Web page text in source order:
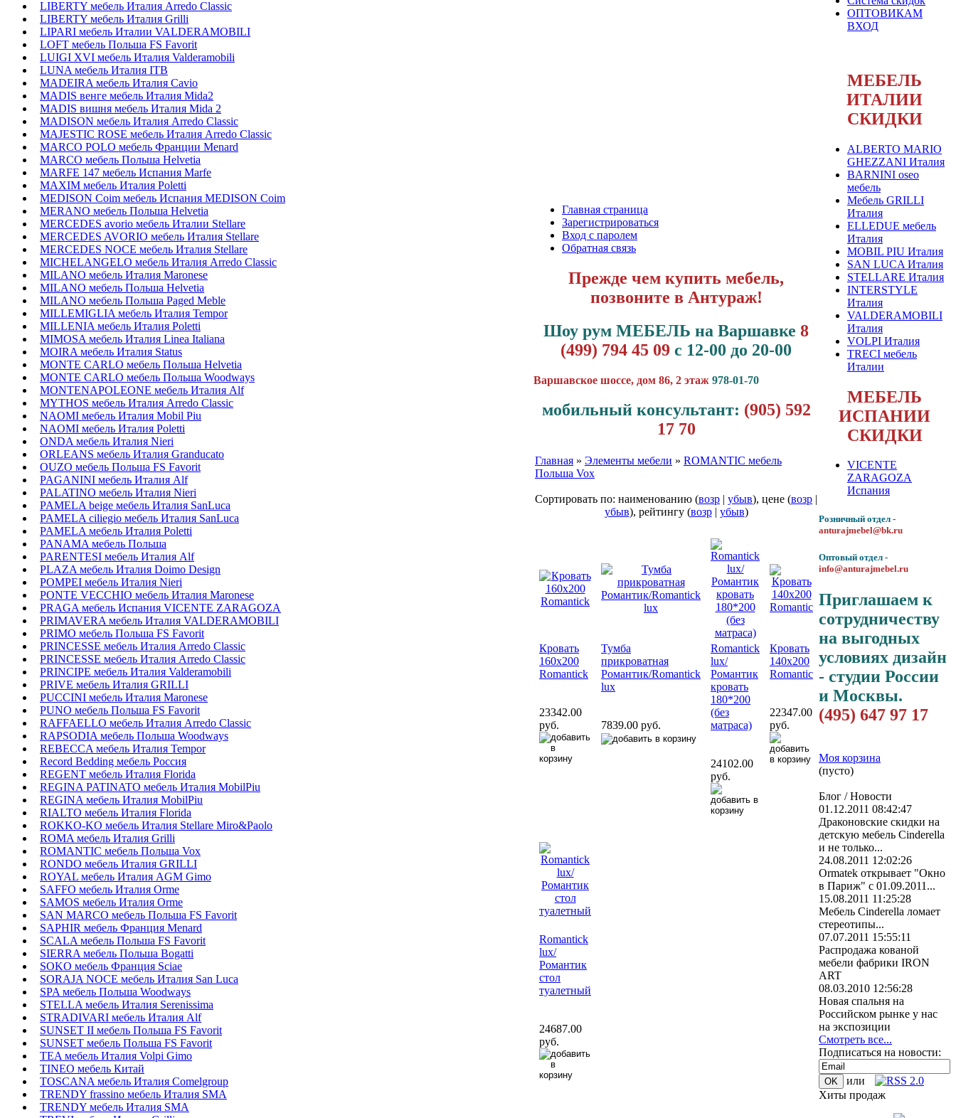
LIBERTY мебель Италия Arredo Classic
LIBERTY мебель Италия Grilli
LIPARI мебель Италии VALDERAMOBILI
LOFT мебель Польша FS Favorit
LUIGI XVI мебель Италия Valderamobili
LUNA мебель Италия ITB
MADEIRA мебель Италия Cavio
MADIS венге мебель Италия Mida2
MADIS вишня мебель Италия Mida 2
MADISON мебель Италия Arredo Classic
MAJESTIC ROSE мебель Италия Arredo Classic
MARCO POLO мебель Франции Menard
MARCO мебель Польша Helvetia
MARFE 147 мебель Испания Marfe
MAXIM мебель Италия Poletti
MEDISON Coim мебель Испания MEDISON Coim
MERANO мебель Польша Helvetia
MERCEDES avorio мебель Италии Stellare
MERCEDES AVORIO мебель Италия Stellare
MERCEDES NOCE мебель Италия Stellare
MICHELANGELO мебель Италия Arredo Classic
MILANO мебель Италия Maronese
MILANO мебель Польша Helvetia
MILANO мебель Польша Paged Meble
MILLEMIGLIA мебель Италия Tempor
MILLENIA мебель Италия Poletti
MIMOSA мебель Италия Linea Italiana
MOIRA мебель Италия Status
MONTE CARLO мебель Польша Helvetia
MONTE CARLO мебель Польша Woodways
MONTENAPOLEONE мебель Италия Alf
MYTHOS мебель Италия Arredo Classic
NAOMI мебель Италия Mobil Piu
NAOMI мебель Италия Poletti
ONDA мебель Италия Nieri
ORLEANS мебель Италия Granducato
OUZO мебель Польша FS Favorit
PAGANINI мебель Италия Alf
PALATINO мебель Италия Nieri
PAMELA beige мебель Италия SanLuca
PAMELA ciliegio мебель Италия SanLuca
PAMELA мебель Италия Poletti
PANAMA мебель Польша
PARENTESI мебель Италия Alf
PLAZA мебель Италия Doimo Design
POMPEI мебель Италия Nieri
PONTE VECCHIO мебель Италия Maronese
PRAGA мебель Испания VICENTE ZARAGOZA
PRIMAVERA мебель Италия VALDERAMOBILI
PRIMO мебель Польша FS Favorit
PRINCESSE мебель Италия Arredo Classic
PRINCESSE мебель Италия Arredo Classic
PRINCIPE мебель Италия Valderamobili
PRIVE мебель Италия GRILLI
PUCCINI мебель Италия Maronese
PUNO мебель Польша FS Favorit
RAFFAELLO мебель Италия Arredo Classic
RAPSODIA мебель Польша Woodways
REBECCA мебель Италия Tempor
Record Bedding мебель Россия
REGENT мебель Италия Florida
REGINA PATINATO мебель Италия MobilPiu
REGINA мебель Италия MobilPiu
RIALTO мебель Италия Florida
ROKKO-KO мебель Италия Stellare Miro&Paolo
ROMA мебель Италия Grilli
ROMANTIC мебель Польша Vox
RONDO мебель Италия GRILLI
ROYAL мебель Италия AGM Gimo
SAFFO мебель Италия Orme
SAMOS мебель Италия Orme
SAN MARCO мебель Польша FS Favorit
SAPHIR мебель Франция Menard
SCALA мебель Польша FS Favorit
SIERRA мебель Польша Bogatti
SOKO мебель Франция Sciae
SORAJA NOCE мебель Италия San Luca
SPA мебель Польша Woodways
STELLA мебель Италия Serenissima
STRADIVARI мебель Италия Alf
SUNSET II мебель Польша FS Favorit
SUNSET мебель Польша FS Favorit
TEA мебель Италия Volpi Gimo
TINEO мебель Китай
TOSCANA мебель Италия Comelgroup
TRENDY frassino мебель Италия SMA
TRENDY мебель Италия SMA
Главная страница
Зарегистрироваться
Вход с паролем
Обратная связь
Прежде чем купить мебель,
позвоните в Антураж!
Шоу рум МЕБЕЛЬ на Варшавке 8
(499) 794 45 09 с 12-00 до 20-00
Варшавское шоссе, дом 86, 2 этаж 978-01-70
мобильный консультант: (905) 592
17 70
Главная » Элементы мебели » ROMANTIC мебель
Польша Vox
Сортировать по: наименованию (возр | убыв), цене (возр |
убыв), рейтингу (возр| убыв)
Кровать
160х200
Romantick
23342.00
руб.
Тумба
прикроватная
Романтик/Romantick
lux
7839.00 руб.
Romantick
lux/
Романтик
кровать
180*200
(без
матраса)
24102.00
руб.
Кровать
140х200
Romantic
22347.00
руб.
Romantick
lux/
Романтик
стол
туалетный
24687.00
руб.
ОПТОВИКАМ
ВХОД
МЕБЕЛЬ
ИТАЛИИ
СКИДКИ
ALBERTO MARIO
GHEZZANI Италия
BARNINI oseo
мебель
Мебель GRILLI
Италия
ELLEDUE мебель
Италия
MOBIL PIU Италия
SAN LUCA Италия
STELLARE Италия
INTERSTYLE
Италия
VALDERAMOBILI
Италия
VOLPI Италия
TRECI мебель
Италии
МЕБЕЛЬ
ИСПАНИИ
СКИДКИ
VICENTE
ZARAGOZA
Испания
Розничный отдел -
anturajmebel@bk.ru
Оптовый отдел -
info@anturajmebel.ru
Приглашаем к
сотрудничеству
на выгодных
условиях дизайн
- студии России
и Москвы.
(495) 647 97 17
Моя корзина
(пусто)
Блог / Новости
01.12.2011 08:42:47
Драконовские скидки на
детскую мебель Cinderella
и не только...
24.08.2011 12:02:26
Ormatek открывает "Окно
в Париж" с 01.09.2011...
15.08.2011 11:25:28
Мебель Cinderella ломает
стереотипы...
07.07.2011 15:55:11
Распродажа кованой
мебели фабрики IRON
ART
08.03.2010 12:56:28
Новая спальня на
Российском рынке у нас
на экспозиции
Смотреть все...
Подписаться на новости:
или
Хиты продаж